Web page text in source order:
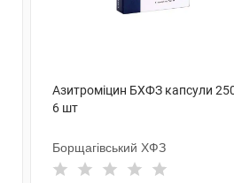
Азитроміцин БХФЗ капсули
6 шт
Борщагівський ХФЗ